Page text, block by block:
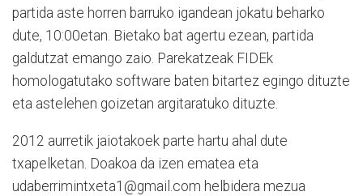
partida aste horren barruko igandean jokatu beharko
dute, 10:00etan. Bietako bat agertu ezean, partida
galdutzat emango zaio. Parekatzeak FIDEk
homologatutako software baten bitartez egingo dituzte
eta astelehen goizetan argitaratuko dituzte.
2012 aurretik jaiotakoek parte hartu ahal dute
txapelketan. Doakoa da izen ematea eta
udaberrimintxeta1@gmail.com helbidera mezua